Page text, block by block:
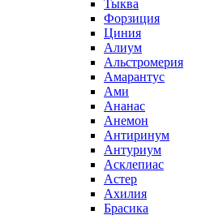
Тыква
Форзиция
Циния
Алиум
Альстромерия
Амарантус
Ами
Ананас
Анемон
Антиринум
Антуриум
Асклепиас
Астер
Ахилия
Брасика